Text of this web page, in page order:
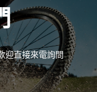
迎直接來電詢問